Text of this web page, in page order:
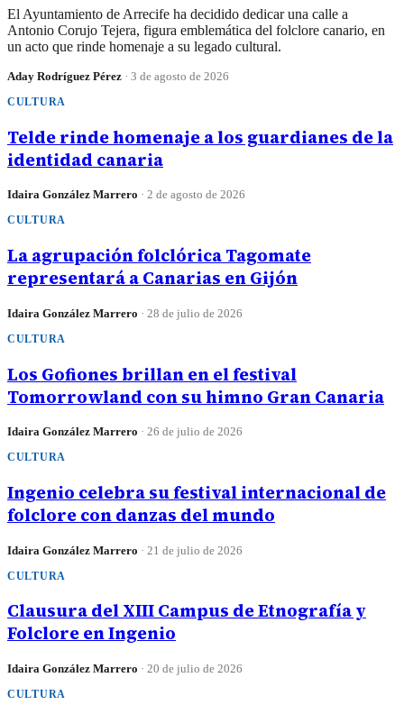
El Ayuntamiento de Arrecife ha decidido dedicar una calle a
Antonio Corujo Tejera, figura emblemática del folclore canario, en
un acto que rinde homenaje a su legado cultural.
Aday Rodríguez Pérez · 3 de agosto de 2026
CULTURA
Telde rinde homenaje a los guardianes de la
identidad canaria
Idaira González Marrero · 2 de agosto de 2026
CULTURA
La agrupación folclórica Tagomate
representará a Canarias en Gijón
Idaira González Marrero · 28 de julio de 2026
CULTURA
Los Gofiones brillan en el festival
Tomorrowland con su himno Gran Canaria
Idaira González Marrero · 26 de julio de 2026
CULTURA
Ingenio celebra su festival internacional de
folclore con danzas del mundo
Idaira González Marrero · 21 de julio de 2026
CULTURA
Clausura del XIII Campus de Etnografía y
Folclore en Ingenio
Idaira González Marrero · 20 de julio de 2026
CULTURA